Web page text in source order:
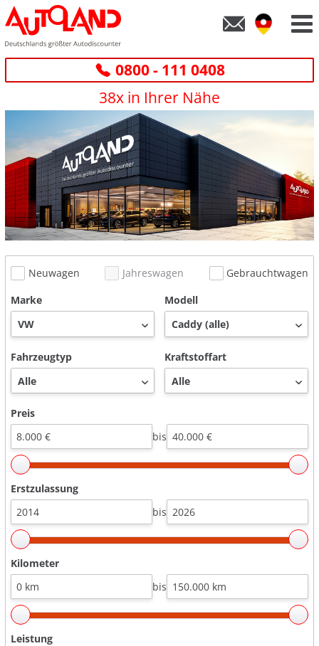
0800 - 111 0408
38x in Ihrer Nähe
Neuwagen Jahreswagen
Gebrauchtwagen
Marke
Modell
Fahrzeugtyp Kraftstoffart
Preis
bis
Erstzulassung
bis
Kilometer
bis
Leistung